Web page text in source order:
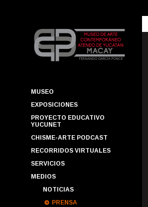
MUSEO
EXPOSICIONES
PROYECTO EDUCATIVO
YUCUNET
CHISME-ARTE PODCAST
RECORRIDOS VIRTUALES
SERVICIOS
MEDIOS
NOTICIAS
PRENSA